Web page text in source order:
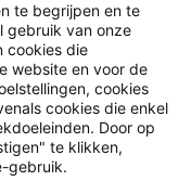
X
te begrijpen en te
gebruik van onze
cookies die
website en voor de
cookies
cookies die enkel
Door op
te klikken,
gebruik.